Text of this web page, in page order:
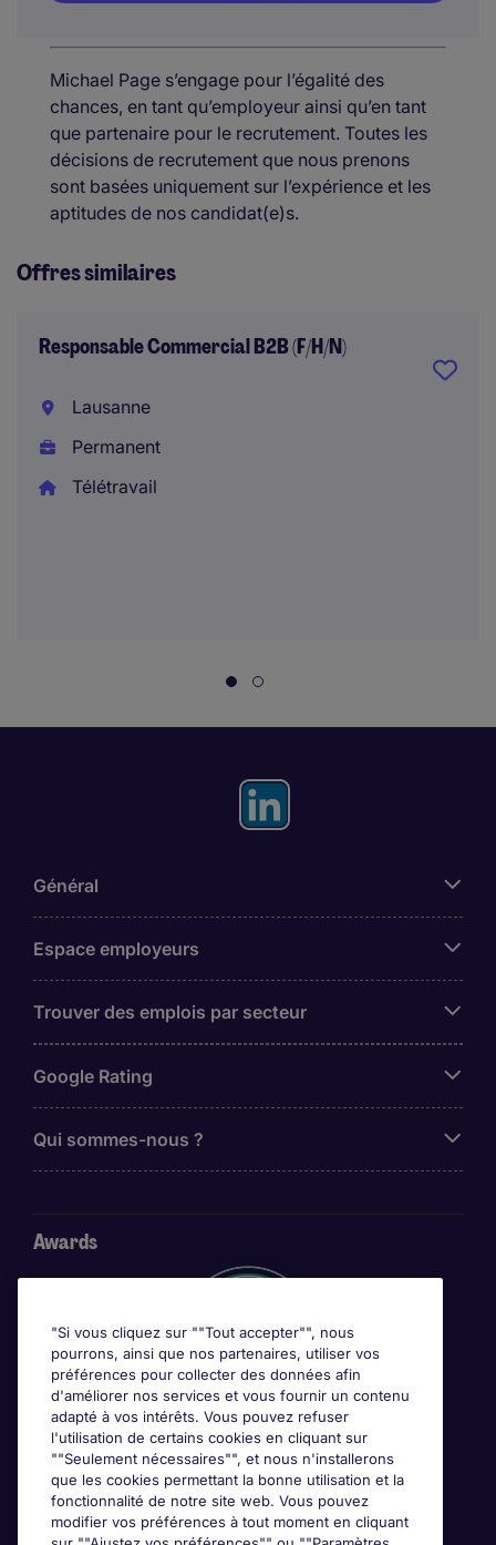
Michael Page s’engage pour l’égalité des
chances, en tant qu’employeur ainsi qu’en tant
que partenaire pour le recrutement. Toutes les
décisions de recrutement que nous prenons
sont basées uniquement sur l’expérience et les
aptitudes de nos candidat(e)s.
Offres similaires
Responsable Commercial B2B (F/H/N)
Lausanne
Permanent
Télétravail
Général
Espace employeurs
Trouver des emplois par secteur
Google Rating
Qui sommes-nous ?
Awards
"Si vous cliquez sur ""Tout accepter"", nous
pourrons, ainsi que nos partenaires, utiliser vos
préférences pour collecter des données afin
d'améliorer nos services et vous fournir un contenu
adapté à vos intérêts. Vous pouvez refuser
l'utilisation de certains cookies en cliquant sur
""Seulement nécessaires"", et nous n'installerons
que les cookies permettant la bonne utilisation et la
fonctionnalité de notre site web. Vous pouvez
modifier vos préférences à tout moment en cliquant